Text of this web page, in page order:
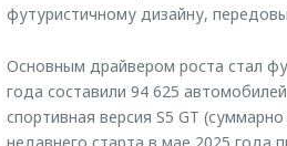
футуристичному дизайну,
Основным драйвером роста стал
года составили 94 625
спортивная версия S5 GT